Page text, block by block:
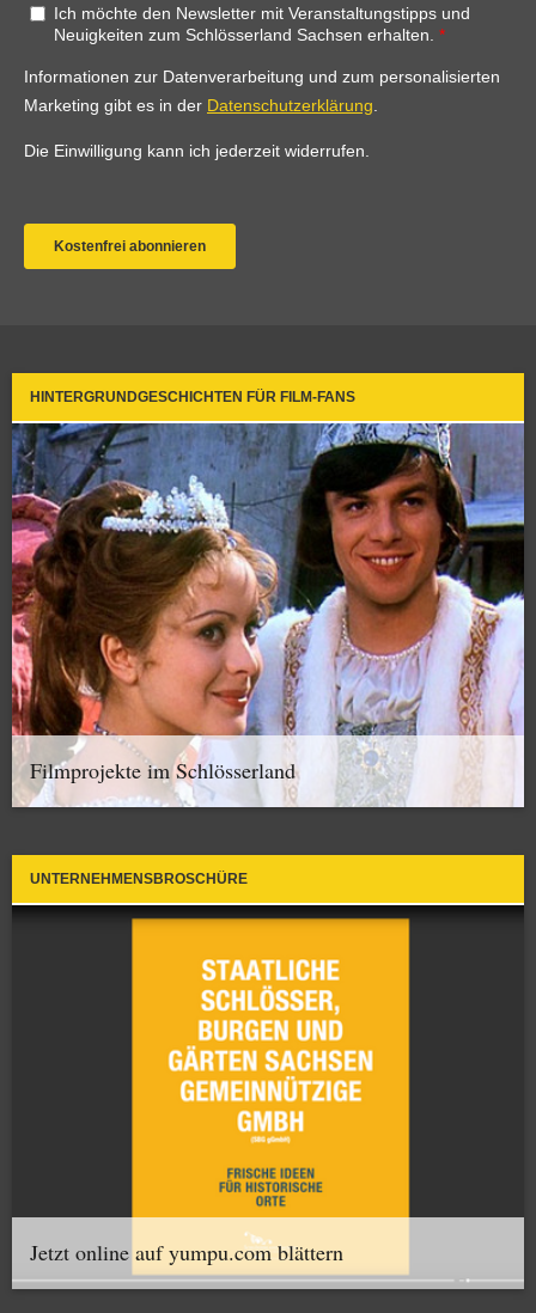
HINTERGRUNDGESCHICHTEN FÜR FILM-FANS
Filmprojekte im Schlösserland
UNTERNEHMENSBROSCHÜRE
Jetzt online auf yumpu.com blättern